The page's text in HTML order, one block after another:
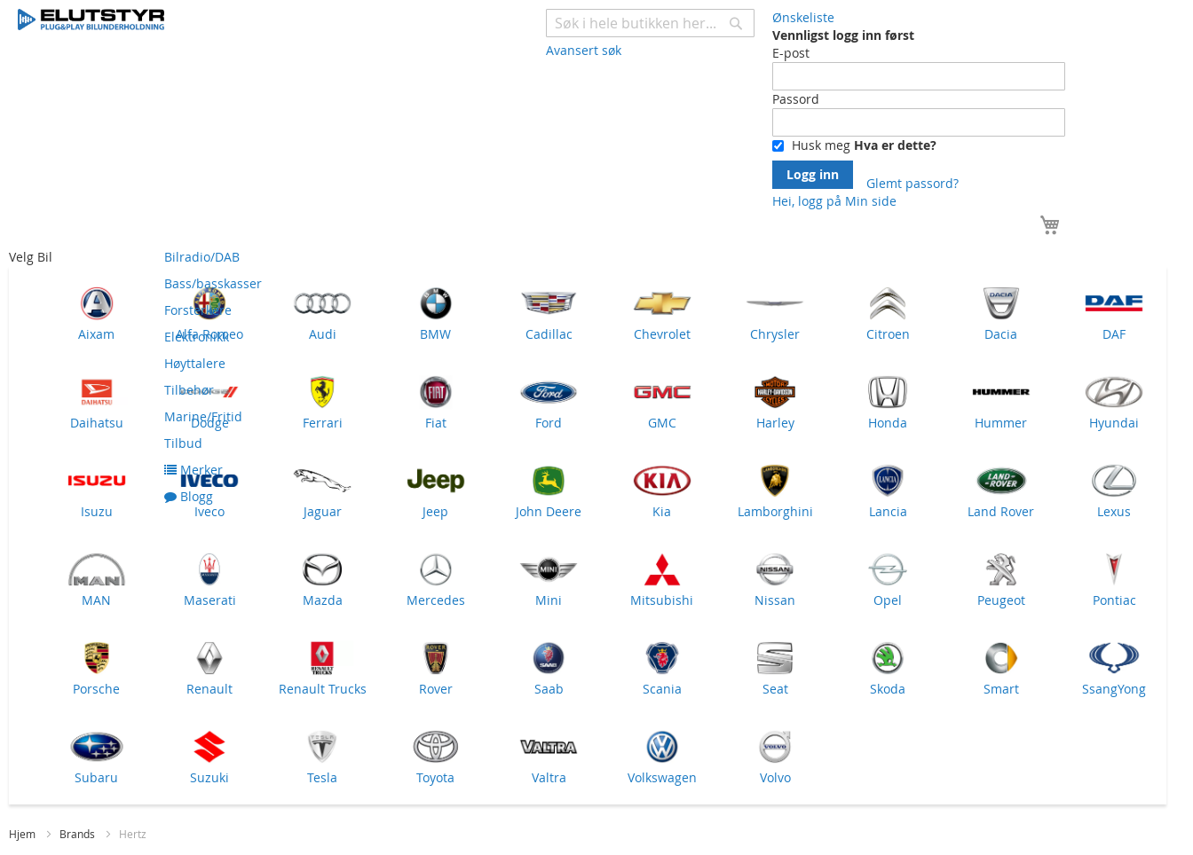
Avansert søk
Søk
Ønskeliste
Vennligst logg inn først
E-post
Passord
Husk meg Hva er dette?
Logg inn
Glemt passord?
Hei, logg på Min side
to
Velg Bil
Aixam Alfa Romeo Audi BMW Cadillac Chevrolet Chrysler Citroen Dacia DAF
Daihatsu Dodge Ferrari Fiat Ford GMC Harley Honda Hummer Hyundai
Isuzu Iveco Jaguar Jeep John Deere Kia Lamborghini Lancia Land Rover Lexus
MAN Maserati Mazda Mercedes Mini Mitsubishi Nissan Opel Peugeot Pontiac
Porsche Renault Renault Trucks Rover Saab Scania Seat Skoda Smart SsangYong
Subaru Suzuki Tesla Toyota Valtra Volkswagen Volvo
Bilradio/DAB
Bass/basskasser
Forsterkere
Elektronikk
Høyttalere
Tilbehør
Marine/Fritid
Tilbud
Merker
Blogg
Hjem Brands Hertz